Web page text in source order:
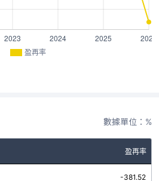
盈再率
數據單位：%
盈再率
-381.52